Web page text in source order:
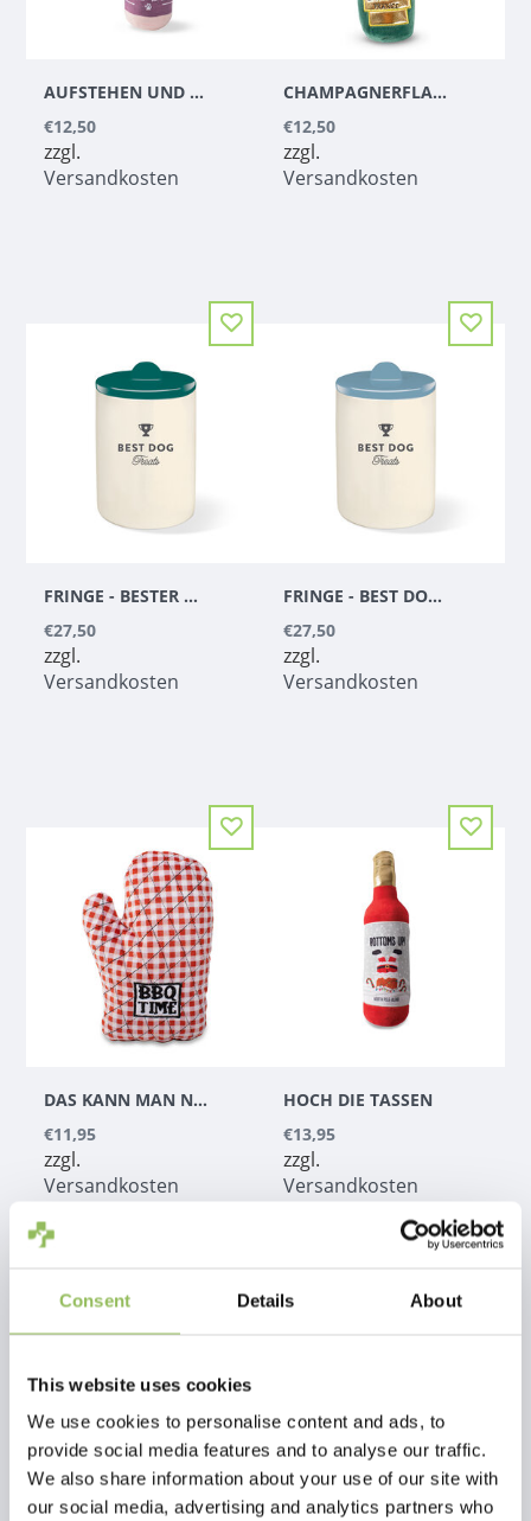
Consent Details About
This website uses cookies
We use cookies to personalise content and ads, to
provide social media features and to analyse our traffic.
We also share information about your use of our site with
our social media, advertising and analytics partners who
AUFSTEHEN UND ROSÃ©
€12,50
zzgl.
Versandkosten
CHAMPAGNERFLASCHE M
€12,50
zzgl.
Versandkosten
FRINGE - BESTER HUND GRÜNES LECKERLI-GLAS
€27,50
zzgl.
Versandkosten
FRINGE - BEST DOG BLAUES LECKERLI-GLAS
€27,50
zzgl.
Versandkosten
DAS KANN MAN NICHT ANFASSEN
€11,95
zzgl.
Versandkosten
HOCH DIE TASSEN
€13,95
zzgl.
Versandkosten